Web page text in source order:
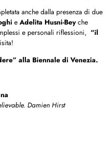
anche dalla presenza di due
e Adelita Husni-Beyche
e personali riflessioni, “il
alla Biennale di Venezia.
Damien Hirst